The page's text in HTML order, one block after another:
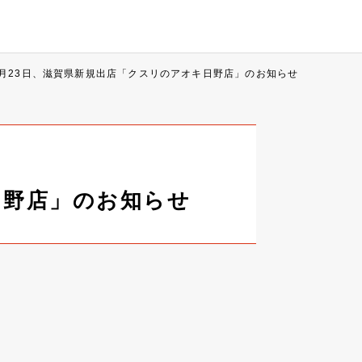
23日、滋賀県新規出店「クスリのアオキ日野店」のお知らせ
店」のお知らせ